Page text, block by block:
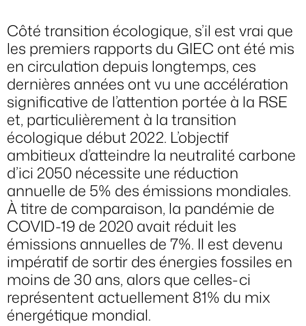
Côté transition écologique, s’il est vrai que
les premiers rapports du GIEC ont été mis
en circulation depuis longtemps, ces
dernières années ont vu une accélération
significative de l’attention portée à la RSE
et, particulièrement à la transition
écologique début 2022. L’objectif
ambitieux d’atteindre la neutralité carbone
d’ici 2050 nécessite une réduction
annuelle de 5% des émissions mondiales.
À titre de comparaison, la pandémie de
COVID-19 de 2020 avait réduit les
émissions annuelles de 7%. Il est devenu
impératif de sortir des énergies fossiles en
moins de 30 ans, alors que celles-ci
représentent actuellement 81% du mix
énergétique mondial.